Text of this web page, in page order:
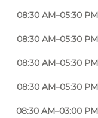
08:30 AM–05:30 PM
08:30 AM–05:30 PM
08:30 AM–05:30 PM
08:30 AM–05:30 PM
08:30 AM–03:00 PM
for
hver dag
er kendt for
hvor